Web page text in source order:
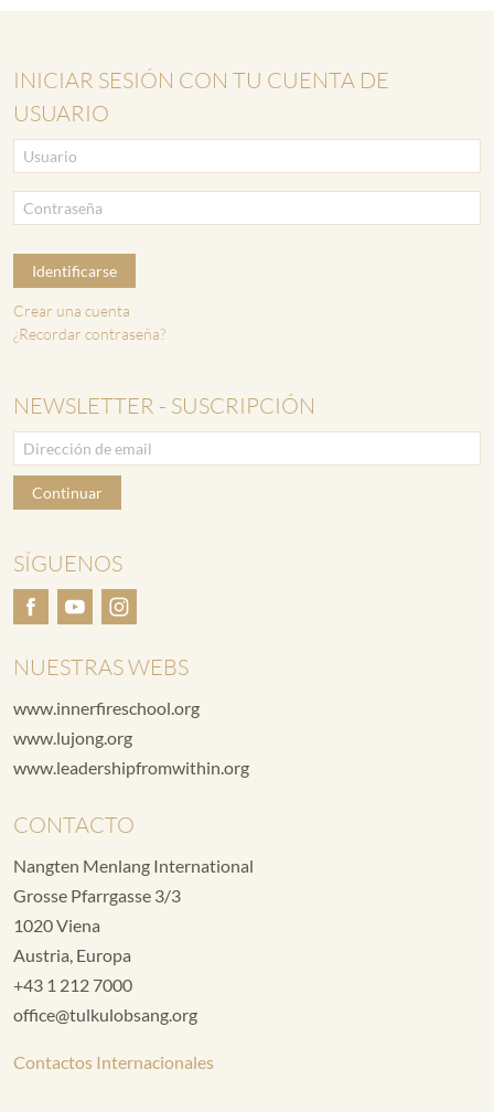
INICIAR SESIÓN CON TU CUENTA DE
USUARIO
Identificarse
Crear una cuenta
¿Recordar contraseña?
NEWSLETTER - SUSCRIPCIÓN
Continuar
SÍGUENOS
NUESTRAS WEBS
www.innerfireschool.org
www.lujong.org
www.leadershipfromwithin.org
CONTACTO
Nangten Menlang International
Grosse Pfarrgasse 3/3
1020 Viena
Austria, Europa
+43 1 212 7000
office@tulkulobsang.org
Contactos Internacionales